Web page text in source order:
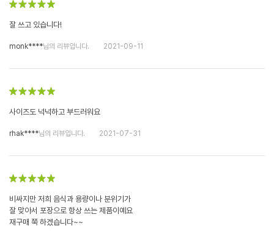
잘 쓰고 있습니다!
monk****님의 리뷰입니다. 2021-09-11
사이즈도 넉넉하고 부드러워요
rhak****님의 리뷰입니다. 2021-07-31
비싸지만 저희 음식과 용량이나 분위기가
잘 맞아서 포장으로 항상 쓰는 제품이예요
재구매 쭉 하겠습니다~~